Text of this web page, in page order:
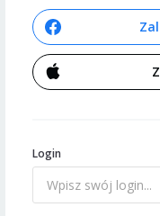
Login